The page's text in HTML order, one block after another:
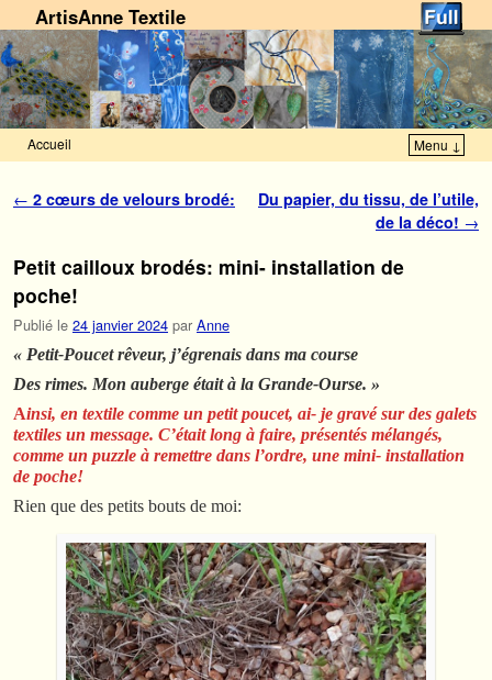
ArtisAnne Textile
Accueil Menu ↓
Navigation des articles
← 2 cœurs de velours brodé:
Du papier, du tissu, de l’utile,
de la déco! →
Petit cailloux brodés: mini- installation de
poche!
Publié le 24 janvier 2024 par Anne
« Petit-Poucet rêveur, j’égrenais dans ma course
Des rimes. Mon auberge était à la Grande-Ourse. »
Ainsi, en textile comme un petit poucet, ai- je gravé sur des galets
textiles un message. C’était long à faire, présentés mélangés,
comme un puzzle à remettre dans l’ordre, une mini- installation
de poche!
Rien que des petits bouts de moi: